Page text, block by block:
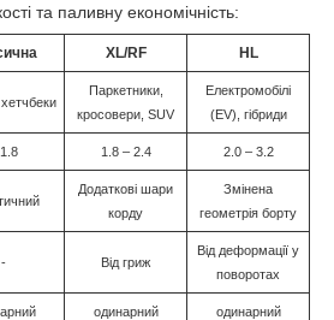
та паливну економічність:
XL/RF HL
хетчбеки
Паркетники,
кросовери, SUV
Електромобілі
(EV), гібриди
1.8 – 2.4 2.0 – 3.2
Додаткові шари
корду
Змінена
геометрія борту
- Від гриж
Від деформації у
поворотах
одинарний одинарний